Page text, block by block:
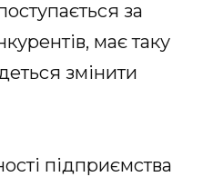
за
має таку
змінити
підприємства